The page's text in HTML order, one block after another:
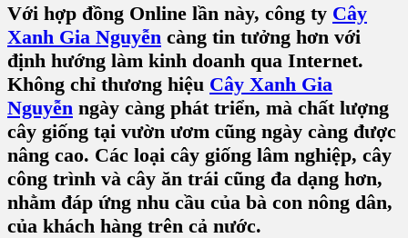
Với hợp đồng Online lần này, công ty Cây
Xanh Gia Nguyễn càng tin tưởng hơn với
định hướng làm kinh doanh qua Internet.
Không chỉ thương hiệu Cây Xanh Gia
Nguyễn ngày càng phát triển, mà chất lượng
cây giống tại vườn ươm cũng ngày càng được
nâng cao. Các loại cây giống lâm nghiệp, cây
công trình và cây ăn trái cũng đa dạng hơn,
nhằm đáp ứng nhu cầu của bà con nông dân,
của khách hàng trên cả nước.